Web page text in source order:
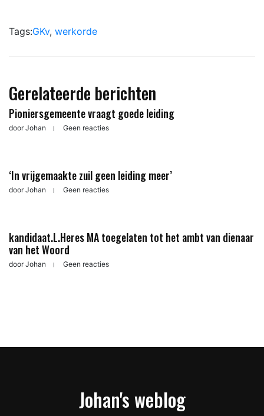
Tags:GKv, werkorde
Gerelateerde berichten
Pioniersgemeente vraagt goede leiding
doorJohan Geen reacties
‘In vrijgemaakte zuil geen leiding meer’
doorJohan Geen reacties
kandidaat.L.Heres MA toegelaten tot het ambt van dienaar
van het Woord
doorJohan Geen reacties
Johan's weblog